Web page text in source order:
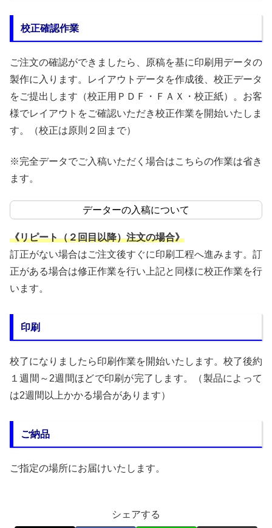
校正確認作業
ご注文の確認ができましたら、原稿を基に印刷用データの
製作に入ります。レイアウトデータを作成後、校正データ
をご提出します（校正用ＰＤＦ・ＦＡＸ・校正紙）。お客
様でレイアウトをご確認いただき校正作業を開始いたしま
す。（校正は原則２回まで）
※完全データでご入稿いただく場合はこちらの作業は省き
ます。
データーの入稿について
《リピート（２回目以降）注文の場合》
訂正がない場合はご注文後すぐに印刷工程へ進みます。訂
正がある場合は修正作業を行い上記と同様に校正作業を行
います。
印刷
校了になりましたら印刷作業を開始いたします。校了後約
１週間～2週間ほどで印刷が完了します。（製品によって
は2週間以上かかる場合があります）
ご納品
ご指定の場所にお届けいたします。
シェアする